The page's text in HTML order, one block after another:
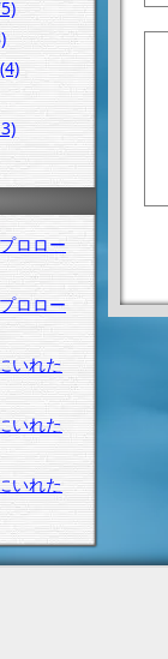
ロロー
ロロー
いれた
いれた
いれた